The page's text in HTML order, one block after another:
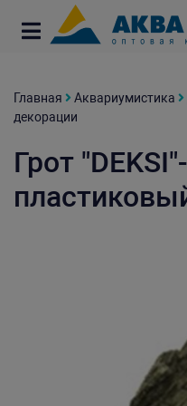
Главная Аквариумистика
декорации
Грот